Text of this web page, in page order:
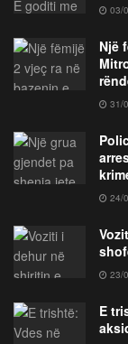
03/
Një
31/
24/
23/
E